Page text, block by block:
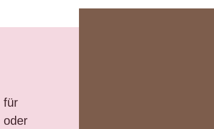
für
oder